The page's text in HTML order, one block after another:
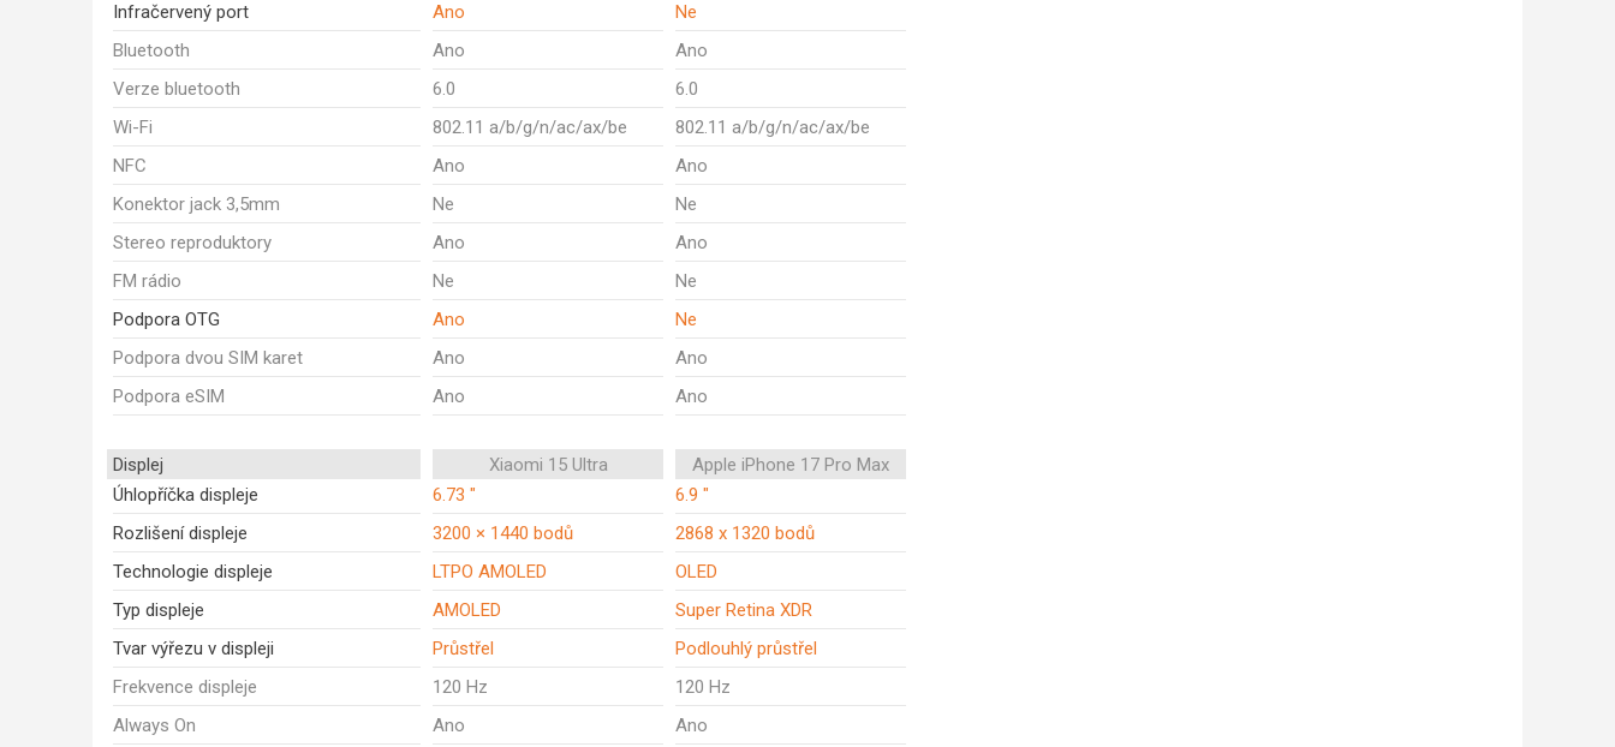
Infračervený port
Ano
Ne
Bluetooth
Ano
Ano
Verze bluetooth
6.0
6.0
Wi-Fi
802.11 a/b/g/n/ac/ax/be
802.11 a/b/g/n/ac/ax/be
NFC
Ano
Ano
Konektor jack 3,5mm
Ne
Ne
Stereo reproduktory
Ano
Ano
FM rádio
Ne
Ne
Podpora OTG
Ano
Ne
Podpora dvou SIM karet
Ano
Ano
Podpora eSIM
Ano Ano
Displej Xiaomi 15 Ultra
Apple iPhone 17 Pro Max
Úhlopříčka displeje
6.73 "
6.9 "
Rozlišení displeje
3200 × 1440 bodů
2868 x 1320 bodů
Technologie displeje
LTPO AMOLED
OLED
Typ displeje
AMOLED
Super Retina XDR
Tvar výřezu v displeji
Průstřel
Podlouhlý průstřel
Frekvence displeje
120 Hz
120 Hz
Always On
Ano
Ano